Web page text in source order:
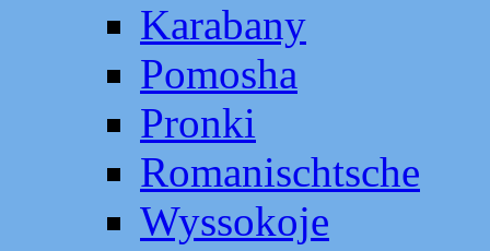
Karabany
Pomosha
Pronki
Romanischtsche
Wyssokoje